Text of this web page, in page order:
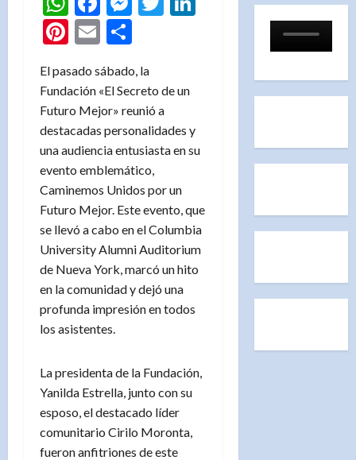
Pinterest
Email
El pasado sábado, la
Fundación «El Secreto de un
Futuro Mejor» reunió a
destacadas personalidades y
una audiencia entusiasta en su
evento emblemático,
Caminemos Unidos por un
Futuro Mejor. Este evento, que
se llevó a cabo en el Columbia
University Alumni Auditorium
de Nueva York, marcó un hito
en la comunidad y dejó una
profunda impresión en todos
los asistentes.
La presidenta de la Fundación,
Yanilda Estrella, junto con su
esposo, el destacado líder
comunitario Cirilo Moronta,
fueron anfitriones de este